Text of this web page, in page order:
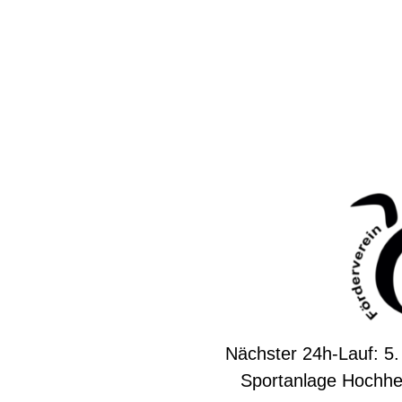
Nächster 24h-Lauf:
Sportanlage